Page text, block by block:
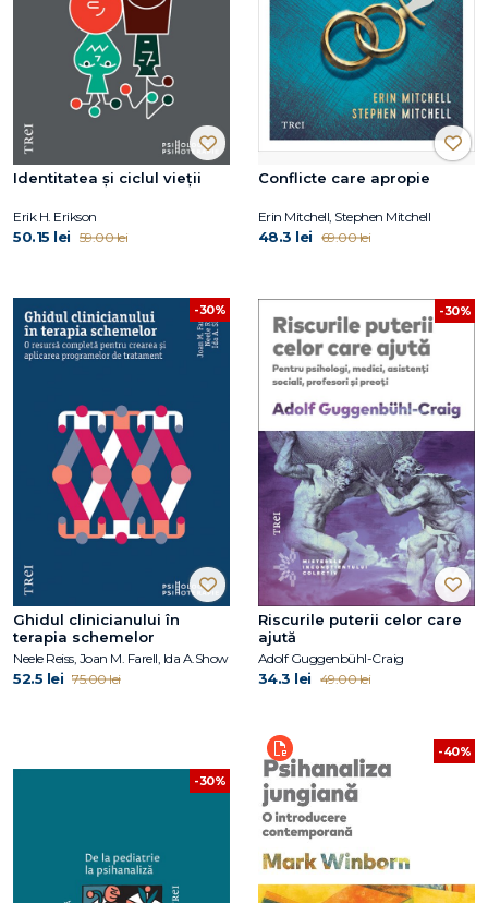
Identitatea și ciclul vieții
Erik H. Erikson
50.15 lei 59.00 lei
Conflicte care apropie
Erin Mitchell, Stephen Mitchell
48.3 lei 69.00 lei
-30%
Ghidul clinicianului în
terapia schemelor
Neele Reiss, Joan M. Farell, Ida A.Show
52.5 lei 75.00 lei
-30%
Riscurile puterii celor care
ajută
Adolf Guggenbühl-Craig
34.3 lei 49.00 lei
-30%
-40%